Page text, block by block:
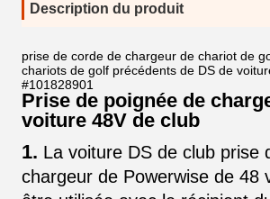
Description du produit
prise de corde de chargeur de chariot de
chariots de golf précédents de DS de
#101828901
Prise de poignée de
voiture 48V de club
1. La voiture DS de club prise
chargeur de Powerwise de 48